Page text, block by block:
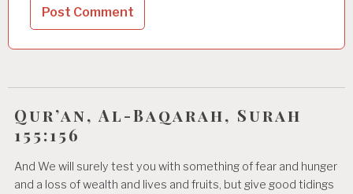
Qur’an, Al-Baqarah, Surah
155:156
And We will surely test you with something of fear and hunger
and a loss of wealth and lives and fruits, but give good tidings